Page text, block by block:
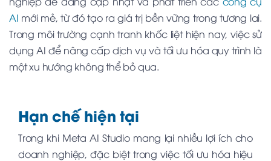
AI mới mẻ, từ đó tạo ra giá trị bền vững trong tương lai.
Trong môi trường cạnh tranh khốc liệt hiện nay, việc sử
dụng AI để nâng cấp dịch vụ và tối ưu hóa quy trình là
một xu hướng không thể bỏ qua.
Hạn chế hiện tại
Trong khi Meta AI Studio mang lại nhiều lợi ích cho
doanh nghiệp, đặc biệt trong việc tối ưu hóa hiệu